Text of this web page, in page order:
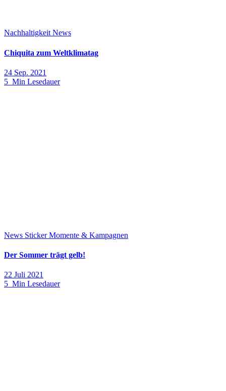
Nachhaltigkeit News
Chiquita zum Weltklimatag
24 Sep. 2021
5 Min Lesedauer
News Sticker Momente & Kampagnen
Der Sommer trägt gelb!
22 Juli 2021
5 Min Lesedauer